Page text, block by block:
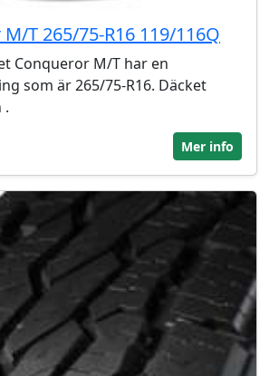
T 265/75-R16 119/116Q
Conqueror M/T har en
som är 265/75-R16. Däcket
.
Mer info